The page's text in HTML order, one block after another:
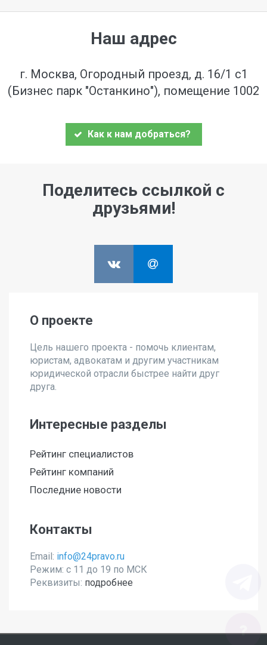
Наш адрес
г. Москва, Огородный проезд, д. 16/1 с1
(Бизнес парк "Останкино"), помещение 1002
Как к нам добраться?
Поделитесь ссылкой с
друзьями!
О проекте
Цель нашего проекта - помочь клиентам,
юристам, адвокатам и другим участникам
юридической отрасли быстрее найти друг
друга.
Интересные разделы
Рейтинг специалистов
Рейтинг компаний
Последние новости
Контакты
Email: info@24pravo.ru
Режим: с 11 до 19 по МСК
Реквизиты: подробнее